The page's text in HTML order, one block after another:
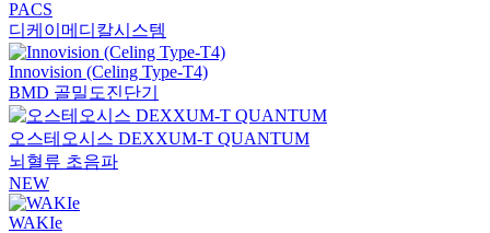
PACS
디케이메디칼시스템
Innovision (Celing Type-T4)
BMD 골밀도진단기
오스테오시스 DEXXUM-T QUANTUM
뇌혈류 초음파
NEW
WAKIe